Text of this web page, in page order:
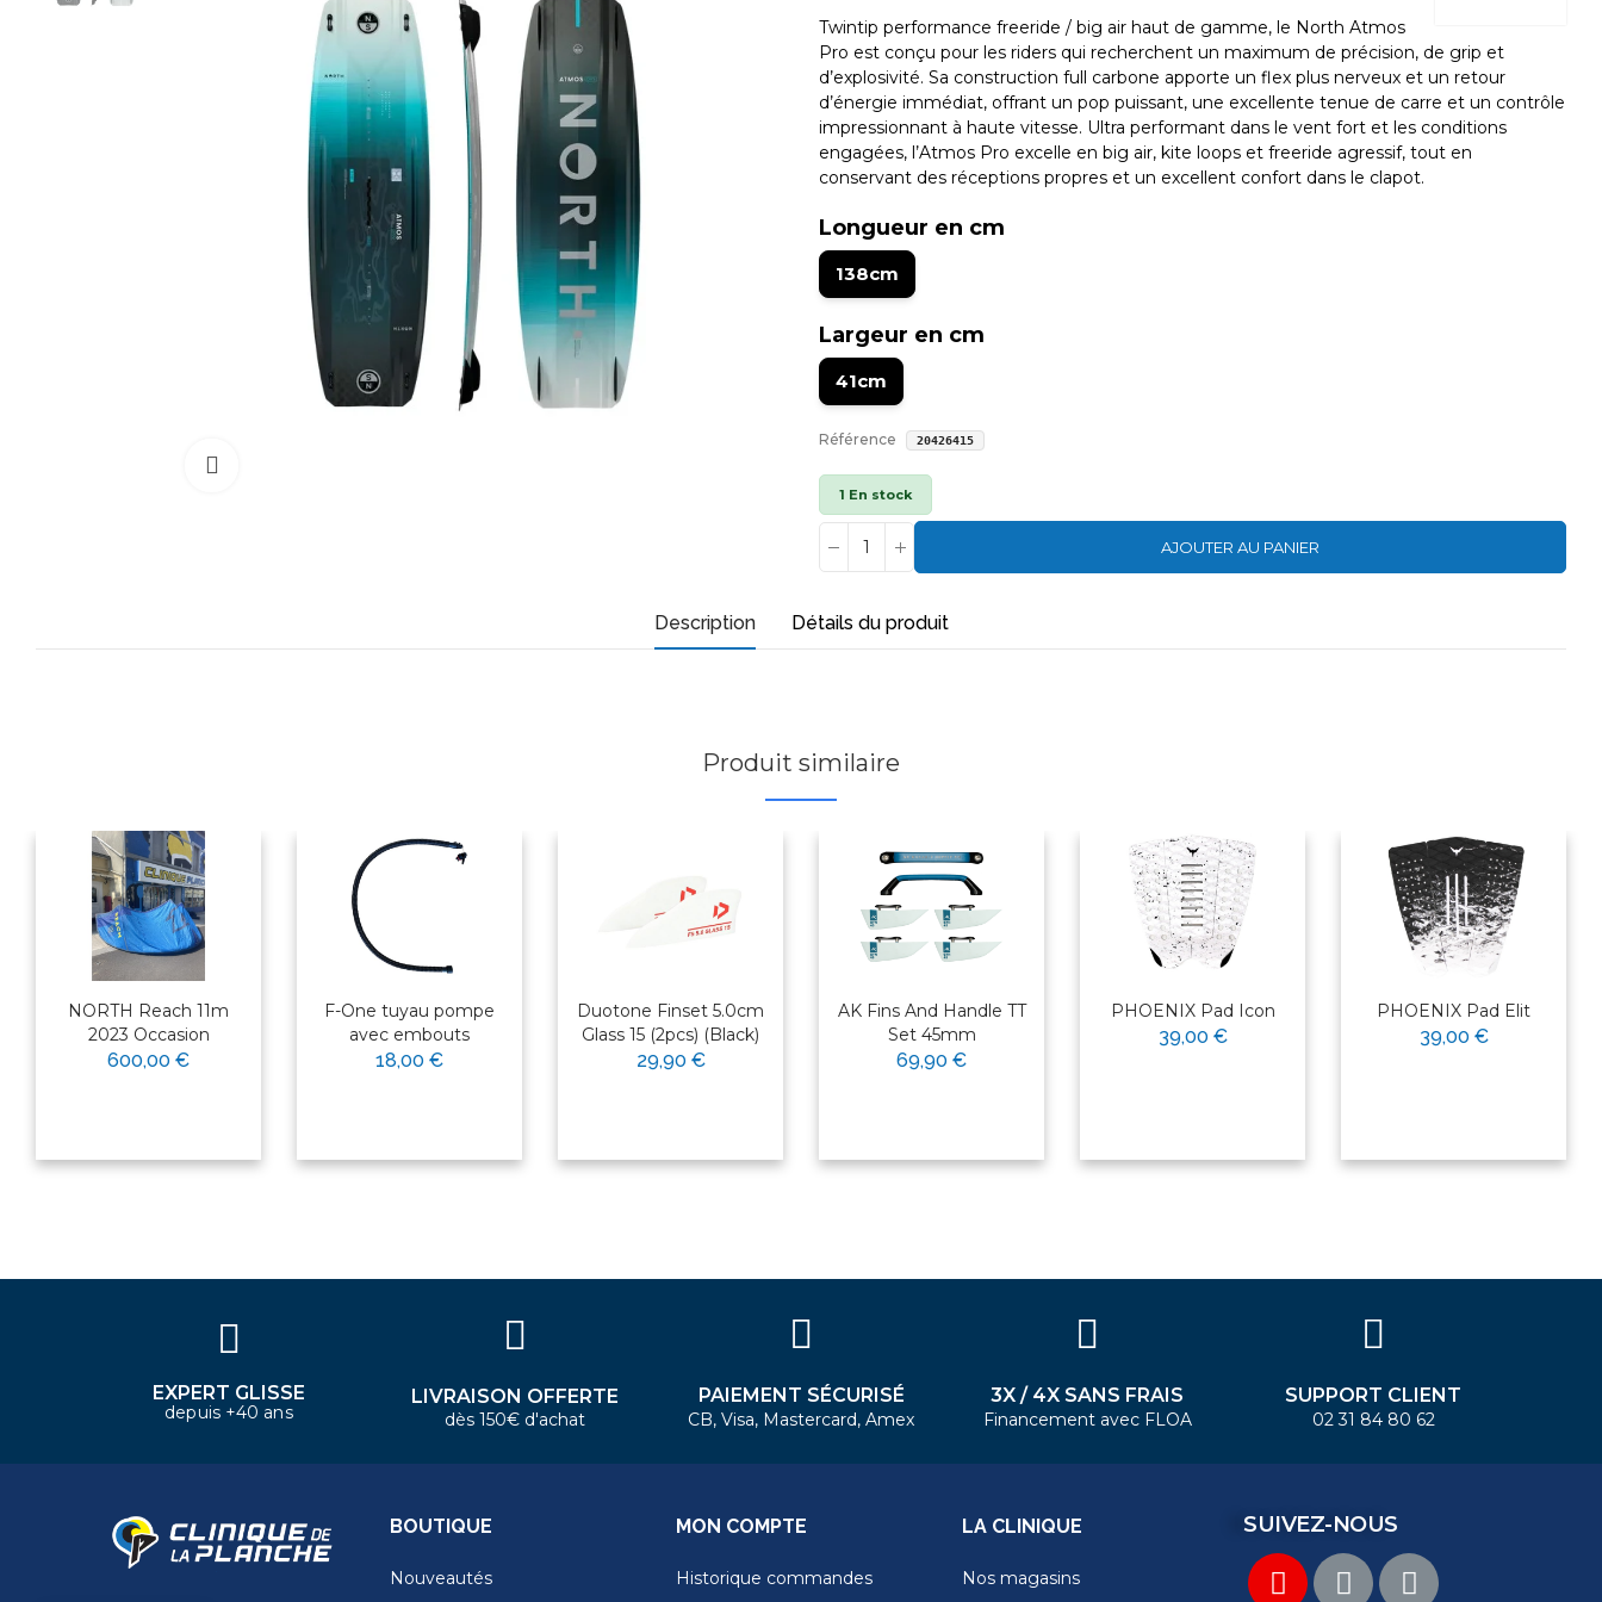
Twintip performance freeride / big air haut de gamme, le North Atmos
Pro est conçu pour les riders qui recherchent un maximum de précision, de grip et
d’explosivité. Sa construction full carbone apporte un flex plus nerveux et un retour
d’énergie immédiat, offrant un pop puissant, une excellente tenue de carre et un contrôle
impressionnant à haute vitesse. Ultra performant dans le vent fort et les conditions
engagées, l’Atmos Pro excelle en big air, kite loops et freeride agressif, tout en
conservant des réceptions propres et un excellent confort dans le clapot.
Longueur en cm
138cm
Largeur en cm
41cm
Référence 20426415
1 En stock
AJOUTER AU PANIER
Description Détails du produit
Produit similaire
NORTH Reach 11m
2023 Occasion
600,00 €
F-One tuyau pompe
avec embouts
18,00 €
Duotone Finset 5.0cm
Glass 15 (2pcs) (Black)
29,90 €
AK Fins And Handle TT
Set 45mm
69,90 €
PHOENIX Pad Icon
39,00 €
PHOENIX Pad Elit
39,00 €
×
EXPERT GLISSE
depuis +40 ans
LIVRAISON OFFERTE
dès 150€ d'achat
PAIEMENT SÉCURISÉ
CB, Visa, Mastercard, Amex
3X / 4X SANS FRAIS
Financement avec FLOA
SUPPORT CLIENT
02 31 84 80 62
BOUTIQUE
Nouveautés
MON COMPTE
Historique commandes
LA CLINIQUE
Nos magasins
SUIVEZ-NOUS